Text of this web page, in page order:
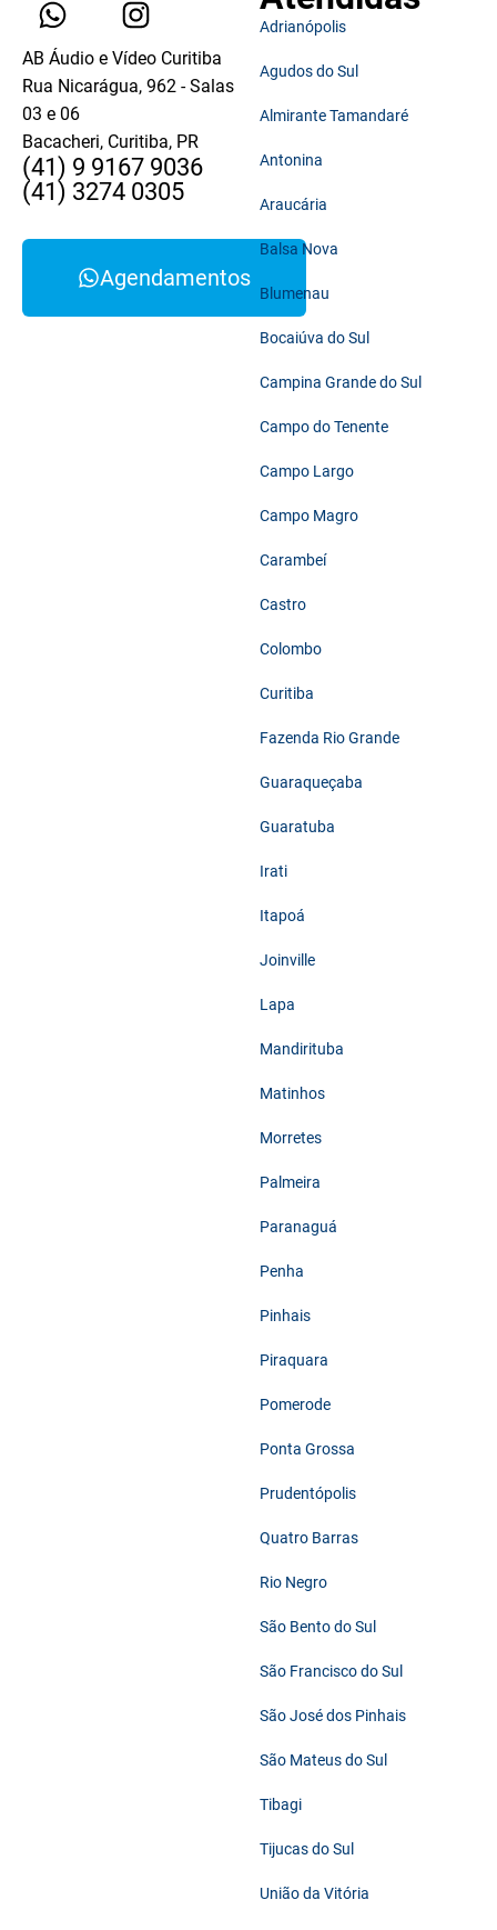
AB Áudio e Vídeo Curitiba
Rua Nicarágua, 962 - Salas
03 e 06
Bacacheri, Curitiba, PR
(41) 9 9167 9036
(41) 3274 0305
Agendamentos
Adrianópolis
Agudos do Sul
Almirante Tamandaré
Antonina
Araucária
Balsa Nova
Blumenau
Bocaiúva do Sul
Campina Grande do Sul
Campo do Tenente
Campo Largo
Campo Magro
Carambeí
Castro
Colombo
Curitiba
Fazenda Rio Grande
Guaraqueçaba
Guaratuba
Irati
Itapoá
Joinville
Lapa
Mandirituba
Matinhos
Morretes
Palmeira
Paranaguá
Penha
Pinhais
Piraquara
Pomerode
Ponta Grossa
Prudentópolis
Quatro Barras
Rio Negro
São Bento do Sul
São Francisco do Sul
São José dos Pinhais
São Mateus do Sul
Tibagi
Tijucas do Sul
União da Vitória